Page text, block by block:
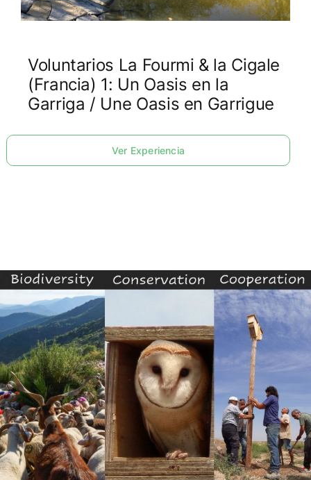
Voluntarios La Fourmi & la Cigale
(Francia) 1: Un Oasis en la
Garriga / Une Oasis en Garrigue
Ver Experiencia